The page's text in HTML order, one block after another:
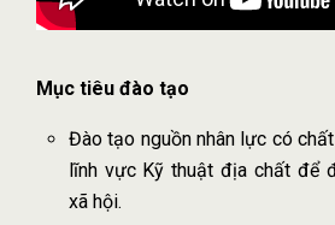
Mục tiêu đào tạo
Đào tạo nguồn nhân lực có
lĩnh vực Kỹ thuật địa chất để
xã hội.